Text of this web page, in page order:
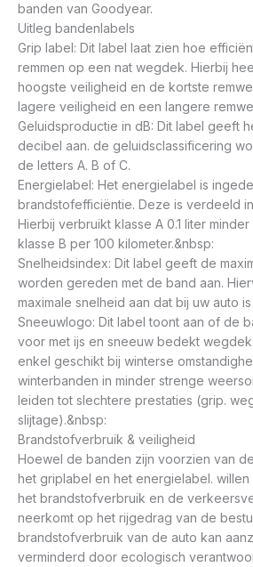
banden van Goodyear.
Uitleg bandenlabels
Grip label: Dit label laat zien hoe
remmen op een nat wegdek. Hierbij
hoogste veiligheid en de kortste
lagere veiligheid en een langere
Geluidsproductie in dB: Dit label geeft
decibel aan. de geluidsclassificering
de letters A. B of C.
Energielabel: Het energielabel is
brandstofefficiëntie. Deze is verdeeld in
Hierbij verbruikt klasse A 0.1 liter
klasse B per 100 kilometer.&nbsp:
Snelheidsindex: Dit label geeft de
worden gereden met de band aan.
maximale snelheid aan dat bij uw auto
Sneeuwlogo: Dit label toont aan of de
voor met ijs en sneeuw bedekt
enkel geschikt bij winterse
winterbanden in minder strenge
leiden tot slechtere prestaties (grip.
slijtage).&nbsp:
Brandstofverbruik & veiligheid
Hoewel de banden zijn voorzien van
het griplabel en het energielabel.
het brandstofverbruik en de
neerkomt op het rijgedrag van de
brandstofverbruik van de auto kan
verminderd door ecologisch